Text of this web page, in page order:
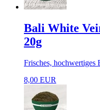
Bali White
20g
Frisches, hochwertiges
8,00 EUR